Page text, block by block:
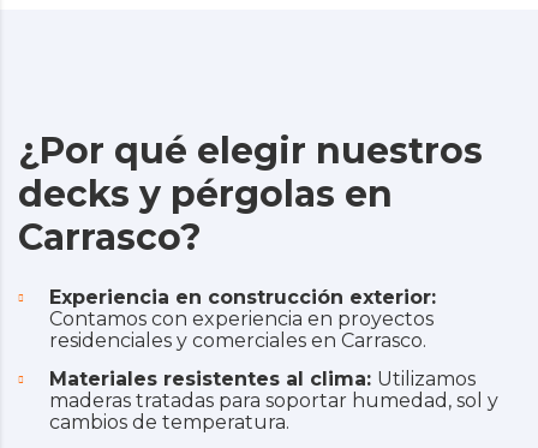
¿Por qué elegir nuestros
decks y pérgolas en
Carrasco?
Experiencia en construcción exterior:
Contamos con experiencia en proyectos
residenciales y comerciales en Carrasco.
Materiales resistentes al clima: Utilizamos
maderas tratadas para soportar humedad, sol y
cambios de temperatura.